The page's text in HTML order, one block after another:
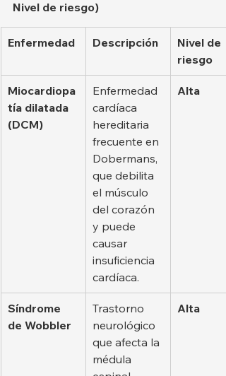
Nivel de riesgo)
Enfermedad Descripción
Nivel de
riesgo
Miocardiopa
tía dilatada
(DCM)
Enfermedad
cardíaca
hereditaria
frecuente en
Dobermans,
que debilita
el músculo
del corazón
y puede
causar
insuficiencia
cardíaca.
Alta
Síndrome
de Wobbler
Trastorno
neurológico
que afecta la
médula
Alta